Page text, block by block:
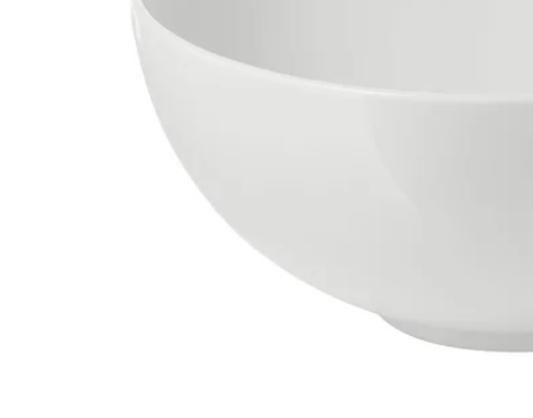
Image zoomed out, normal view